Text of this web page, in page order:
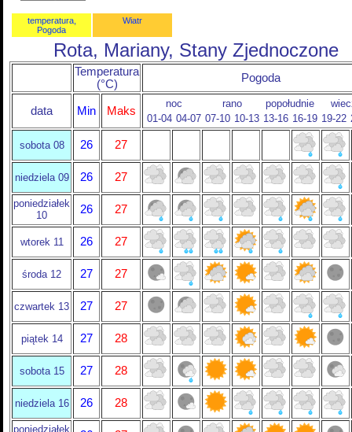
temperatura,
Pogoda
Wiatr
Rota, Mariany, Stany Zjednoczone
Temperatura
(°C)
Pogoda
data Min Maks
noc rano popołudnie
01-04 04-07 07-10 10-13 13-16 16-19 19-22
sobota 08 26 27
niedziela 09 26 27
poniedziałek
10
26 27
wtorek 11 26 27
środa 12 27 27
czwartek 13 27 27
piątek 14 27 28
sobota 15 27 28
niedziela 16 26 28
poniedziałek